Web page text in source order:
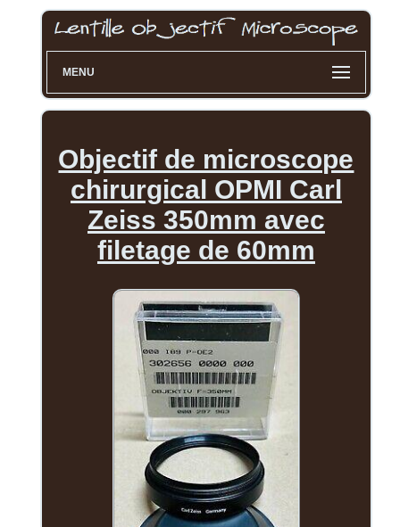
MENU
Objectif de microscope
chirurgical OPMI Carl
Zeiss 350mm avec
filetage de 60mm